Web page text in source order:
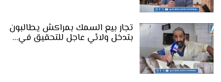
تجار بيع السمك بمراكش يطالبون
بتدخل ولائي عاجل للتحقيق في…